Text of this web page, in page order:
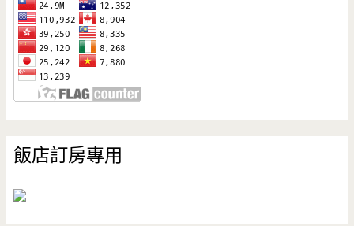
飯店訂房專用